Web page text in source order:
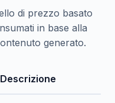
di prezzo basato
in base alla
generato.
Descrizione